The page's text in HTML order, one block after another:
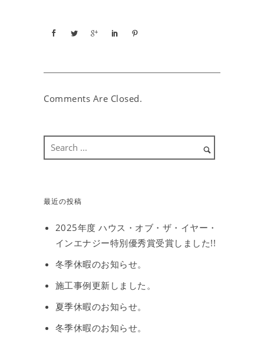
Comments Are Closed.
最近の投稿
2025年度 ハウス・オブ・ザ・イヤー・
インエナジー特別優秀賞受賞しました!!
冬季休暇のお知らせ。
施工事例更新しました。
夏季休暇のお知らせ。
冬季休暇のお知らせ。